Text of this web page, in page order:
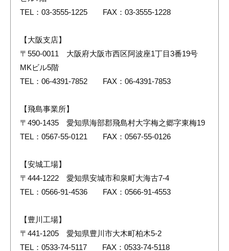
TEL：03-3555-1225 FAX：03-3555-1228
【大阪支店】
〒550-0011 大阪府大阪市西区阿波座1丁目3番19号
MKビル5階
TEL：06-4391-7852 FAX：06-4391-7853
【飛島事業所】
〒490-1435 愛知県海部郡飛島村大字梅之郷字東梅19
TEL：0567-55-0121 FAX：0567-55-0126
【安城工場】
〒444-1222 愛知県安城市和泉町大海古7-4
TEL：0566-91-4536 FAX：0566-91-4553
【豊川工場】
〒441-1205 愛知県豊川市大木町柏木5-2
TEL：0533-74-5117 FAX：0533-74-5118